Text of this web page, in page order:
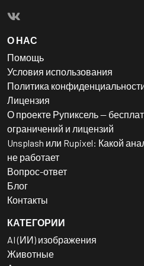
О НАС
Помощь
Условия использования
Политика
Лицензия
О проекте Рупиксель —
ограничений и лицензий
Unsplash или Rupixel: Какой
не работает
Вопрос-ответ
Блог
Контакты
КАТЕГОРИИ
AI (ИИ) изображения
Животные